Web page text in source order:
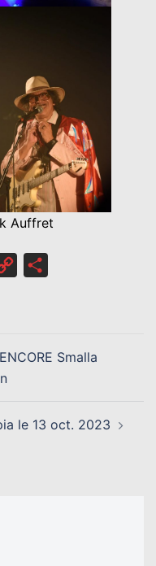
Auffret
Copy
Smalla
le 13 oct. 2023